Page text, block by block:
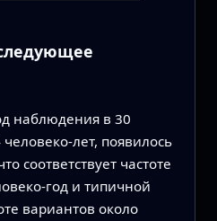
наблюдения в 30
лет, появилось
соответствует частоте
и типичной
вариантов около